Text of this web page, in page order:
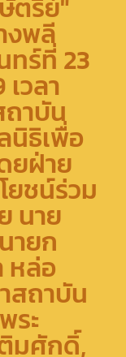
ตริย์"
งพลี
ทร์ที่ 23
วลา
าบัน
นิธิเพื่อ
ยฝ่าย
ยชน์ร่วม
นาย
ายก
หล่อ
ถาบัน
ะ
มศักดิ์,